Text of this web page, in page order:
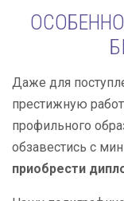
Даже для
престижную
профильного
обзавестись с
приобрести